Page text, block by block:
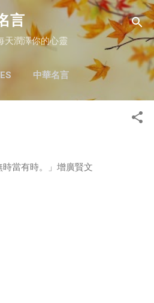
主要內容
言
天潤澤你的心靈
中華名言
時當有時。」增廣賢文